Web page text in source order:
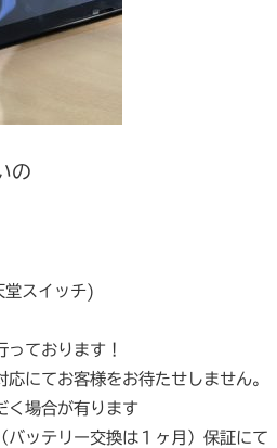
の
スイッチ)
ております！
にてお客様をお待たせしません。
く場合が有ります
バッテリー交換は１ヶ月）保証にて